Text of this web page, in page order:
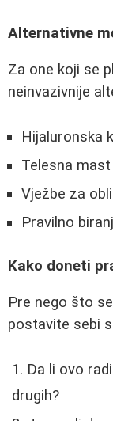
Alternativne
Za one koji se
neinvazivnije
Hijaluronska
Telesna
Vježbe za
Pravilno
Kako doneti
Pre nego što
postavite sebi
Da li ovo
drugih?